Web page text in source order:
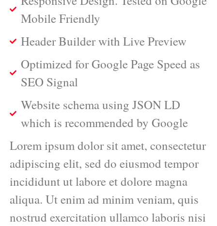
Mobile Friendly
Header Builder with Live Preview
Optimized for Google Page Speed as
SEO Signal
Website schema using JSON LD
which is recommended by Google
Lorem ipsum dolor sit amet, consectetur
adipiscing elit, sed do eiusmod tempor
incididunt ut labore et dolore magna
aliqua. Ut enim ad minim veniam, quis
nostrud exercitation ullamco laboris nisi